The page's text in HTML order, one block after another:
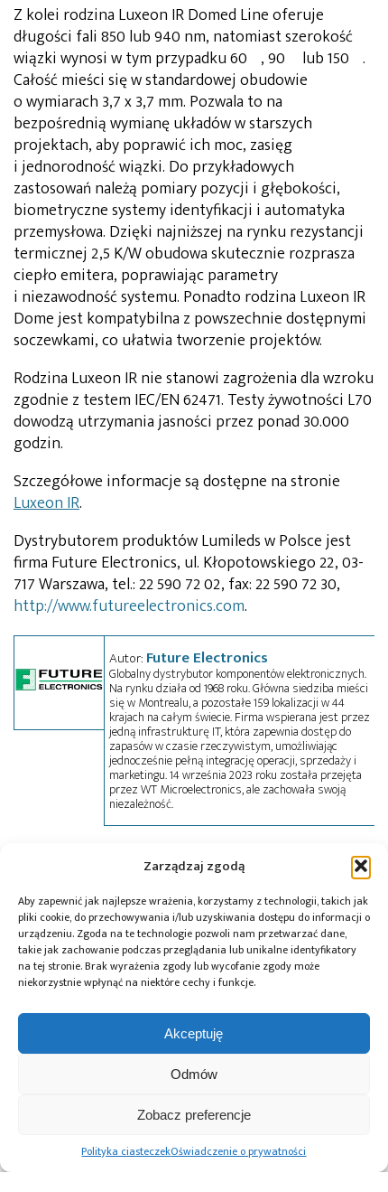
Zarządzaj zgodą
Aby zapewnić jak najlepsze wrażenia, korzystamy z technologii, takich jak
pliki cookie, do przechowywania i/lub uzyskiwania dostępu do informacji o
urządzeniu. Zgoda na te technologie pozwoli nam przetwarzać dane,
takie jak zachowanie podczas przeglądania lub unikalne identyfikatory
na tej stronie. Brak wyrażenia zgody lub wycofanie zgody może
niekorzystnie wpłynąć na niektóre cechy i funkcje.
Akceptuję
Odmów
Zobacz preferencje
Polityka ciasteczekOświadczenie o prywatności
Z kolei rodzina Luxeon IR Domed Line oferuje
długości fali 850 lub 940 nm, natomiast szerokość
wiązki wynosi w tym przypadku 60º, 90º lub 150º.
Całość mieści się w standardowej obudowie
o wymiarach 3,7 x 3,7 mm. Pozwala to na
bezpośrednią wymianę układów w starszych
projektach, aby poprawić ich moc, zasięg
i jednorodność wiązki. Do przykładowych
zastosowań należą pomiary pozycji i głębokości,
biometryczne systemy identyfikacji i automatyka
przemysłowa. Dzięki najniższej na rynku rezystancji
termicznej 2,5 K/W obudowa skutecznie rozprasza
ciepło emitera, poprawiając parametry
i niezawodność systemu. Ponadto rodzina Luxeon IR
Dome jest kompatybilna z powszechnie dostępnymi
soczewkami, co ułatwia tworzenie projektów.
Rodzina Luxeon IR nie stanowi zagrożenia dla wzroku
zgodnie z testem IEC/EN 62471. Testy żywotności L70
dowodzą utrzymania jasności przez ponad 30.000
godzin.
Szczegółowe informacje są dostępne na stronie
Luxeon IR.
Dystrybutorem produktów Lumileds w Polsce jest
firma Future Electronics, ul. Kłopotowskiego 22, 03-
717 Warszawa, tel.: 22 590 72 02, fax: 22 590 72 30,
http://www.futureelectronics.com.
Autor: Future Electronics
Globalny dystrybutor komponentów elektronicznych.
Na rynku działa od 1968 roku. Główna siedziba mieści
się w Montrealu, a pozostałe 159 lokalizacji w 44
krajach na całym świecie. Firma wspierana jest przez
jedną infrastrukturę IT, która zapewnia dostęp do
zapasów w czasie rzeczywistym, umożliwiając
jednocześnie pełną integrację operacji, sprzedaży i
marketingu. 14 września 2023 roku została przejęta
przez WT Microelectronics, ale zachowała swoją
niezależność.
emiter podczerwieni,Future Electronics
Przeczytaj również:
Microchip i Micron
architekturę
PCIe® Gen 6 dla AI
z Hailo w zakresie